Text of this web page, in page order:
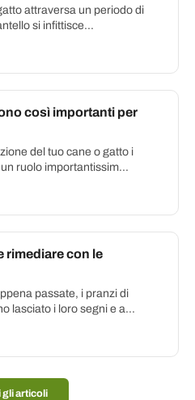
attraversa un periodo di
si infittisce...
così importanti per
del tuo cane o gatto i
ruolo importantissim...
rimediare con le
passate, i pranzi di
lasciato i loro segni e a...
gli articoli